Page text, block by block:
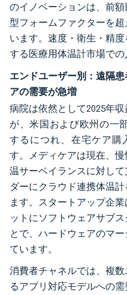
のイノベーションは、前
型フォームファクターを
います。速度・衛生・精
する医療用体温計市場での
エンドユーザー別：遠隔
アの需要が急増
病院は依然として2025年
が、米国および欧州の一
するにつれ、在宅ケア購
す。メディケアは現在、
温サーベイランスに対し
ダーにクラウド連携体温
ます。スタートアップ企
ットにソフトウェアサブ
とで、ハードウェアのマ
ています。
消費者チャネルでは、複
るアプリ対応モデルへの